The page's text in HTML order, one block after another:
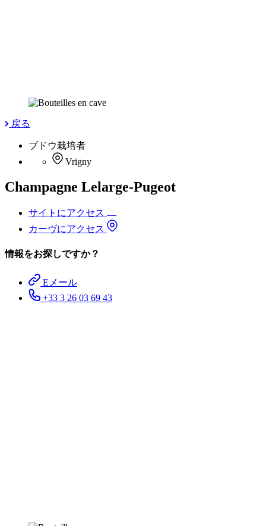
戻る
ブドウ栽培者
Vrigny
Champagne Lelarge-Pugeot
サイトにアクセス
カーヴにアクセス
情報をお探しですか？
Eメール
+33 3 26 03 69 43